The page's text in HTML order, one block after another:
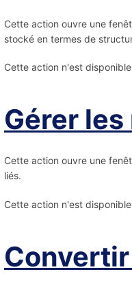
Cette action ouvre une
stocké en termes de
Cette action n'est
Gérer
Cette action ouvre une
liés.
Cette action n'est